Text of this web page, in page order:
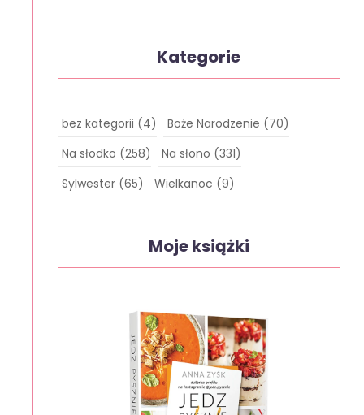
Kategorie
bez kategorii (4) Boże Narodzenie (70)
Na słodko (258) Na słono (331)
Sylwester (65) Wielkanoc (9)
Moje książki